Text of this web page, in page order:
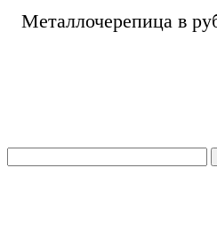
Металлочерепица в